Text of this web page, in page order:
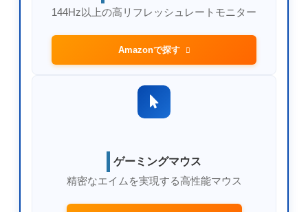
144Hz以上の高リフレッシュレートモニター
Amazonで探す
ゲーミングマウス
精密なエイムを実現する高性能マウス